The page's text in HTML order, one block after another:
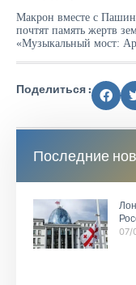
Макрон вместе с
почтят память жертв
«Музыкальный мост:
Поделиться :
Последние
07/